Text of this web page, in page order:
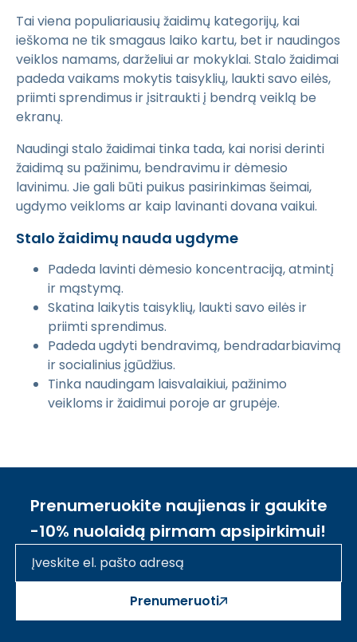
Tai viena populiariausių žaidimų kategorijų, kai
ieškoma ne tik smagaus laiko kartu, bet ir naudingos
veiklos namams, darželiui ar mokyklai. Stalo žaidimai
padeda vaikams mokytis taisyklių, laukti savo eilės,
priimti sprendimus ir įsitraukti į bendrą veiklą be
ekranų.
Naudingi stalo žaidimai tinka tada, kai norisi derinti
žaidimą su pažinimu, bendravimu ir dėmesio
lavinimu. Jie gali būti puikus pasirinkimas šeimai,
ugdymo veikloms ar kaip lavinanti dovana vaikui.
Stalo žaidimų nauda ugdyme
Padeda lavinti dėmesio koncentraciją, atmintį
ir mąstymą.
Skatina laikytis taisyklių, laukti savo eilės ir
priimti sprendimus.
Padeda ugdyti bendravimą, bendradarbiavimą
ir socialinius įgūdžius.
Tinka naudingam laisvalaikiui, pažinimo
veikloms ir žaidimui poroje ar grupėje.
Prenumeruokite naujienas ir gaukite
-10% nuolaidą pirmam apsipirkimui!
Prenumeruoti